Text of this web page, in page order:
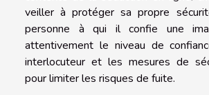
veiller à protéger sa propre
personne à qui il confie une
attentivement le niveau de
interlocuteur et les mesures de
pour limiter les risques de fuite.